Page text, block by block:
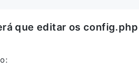
que editar os